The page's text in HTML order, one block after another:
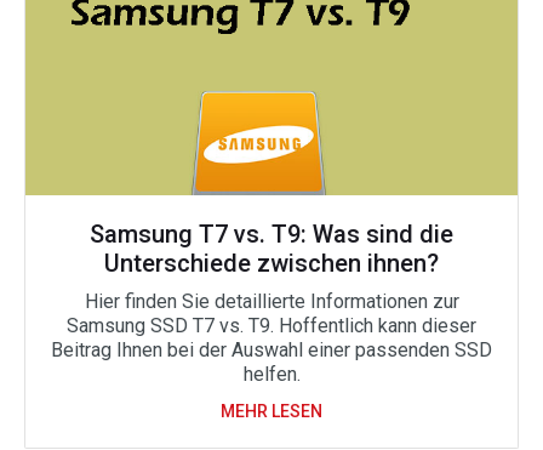
Samsung T7 vs. T9: Was sind die
Unterschiede zwischen ihnen?
Hier finden Sie detaillierte Informationen zur
Samsung SSD T7 vs. T9. Hoffentlich kann dieser
Beitrag Ihnen bei der Auswahl einer passenden SSD
helfen.
MEHR LESEN